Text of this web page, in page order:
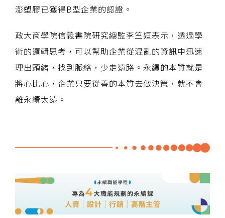
澎塑膠已獲得B型企業的認證。
政大商學院信義書院研究總監李竺姮表示，透過學
術的邏輯思考，可以幫助企業從混亂的資訊中迅速
理出頭緒，找到脈絡，少走遠路。永續的本質就是
將心比心，企業只要從善的本質去做決策，就不會
離永續太遠。